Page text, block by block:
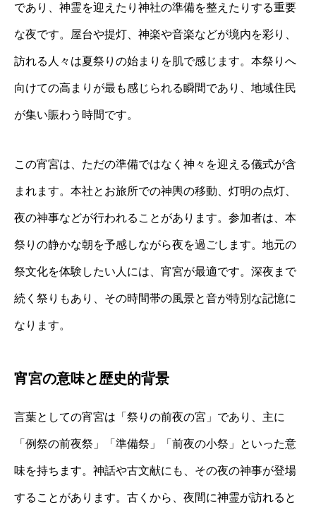
であり、神霊を迎えたり神社の準備を整えたりする重要
な夜です。屋台や提灯、神楽や音楽などが境内を彩り、
訪れる人々は夏祭りの始まりを肌で感じます。本祭りへ
向けての高まりが最も感じられる瞬間であり、地域住民
が集い賑わう時間です。
この宵宮は、ただの準備ではなく神々を迎える儀式が含
まれます。本社とお旅所での神輿の移動、灯明の点灯、
夜の神事などが行われることがあります。参加者は、本
祭りの静かな朝を予感しながら夜を過ごします。地元の
祭文化を体験したい人には、宵宮が最適です。深夜まで
続く祭りもあり、その時間帯の風景と音が特別な記憶に
なります。
宵宮の意味と歴史的背景
言葉としての宵宮は「祭りの前夜の宮」であり、主に
「例祭の前夜祭」「準備祭」「前夜の小祭」といった意
味を持ちます。神話や古文献にも、その夜の神事が登場
することがあります。古くから、夜間に神霊が訪れると